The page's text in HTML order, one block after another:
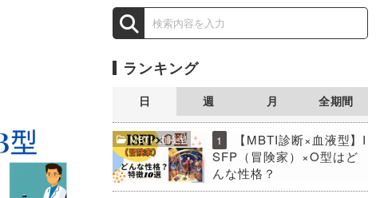
ランキング
日 週 月 全期間
MBTI×血液型 1
【MBTI診断×血液型】I
SFP（冒険家）×O型はど
んな性格？